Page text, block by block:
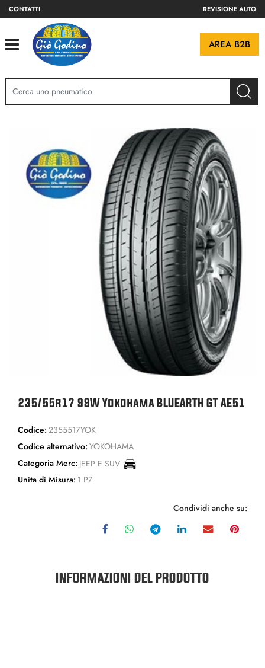
CONTATTI REVISIONE AUTO
Open AREA B2B
235/55r17 99W Yokohama BLUEARTH GT AE51
Codice: 2355517YOK
Codice alternativo: YOKOHAMA
Categoria Merc: JEEP E SUV
Unita di Misura: 1 PZ
Condividi anche su:
INFORMAZIONI DEL PRODOTTO